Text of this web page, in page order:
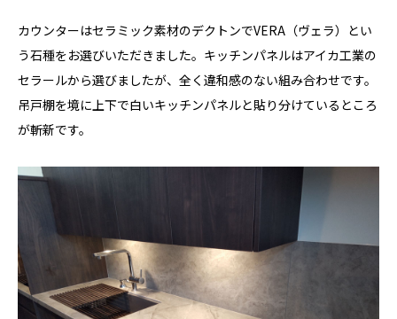
カウンターはセラミック素材のデクトンでVERA（ヴェラ）とい
う石種をお選びいただきました。キッチンパネルはアイカ工業の
セラールから選びましたが、全く違和感のない組み合わせです。
吊戸棚を境に上下で白いキッチンパネルと貼り分けているところ
が斬新です。